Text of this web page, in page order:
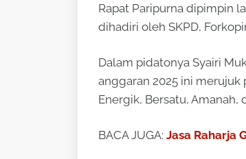
Rapat Paripurna dipimpin
dihadiri oleh SKPD,
Dalam pidatonya Syairi
anggaran 2025 ini merujuk
Energik, Bersatu, Amanah,
BACA JUGA: Jasa Raharja